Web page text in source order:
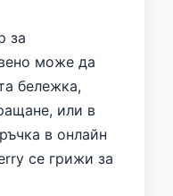
за
може да
бележка,
или в
в онлайн
се грижи за